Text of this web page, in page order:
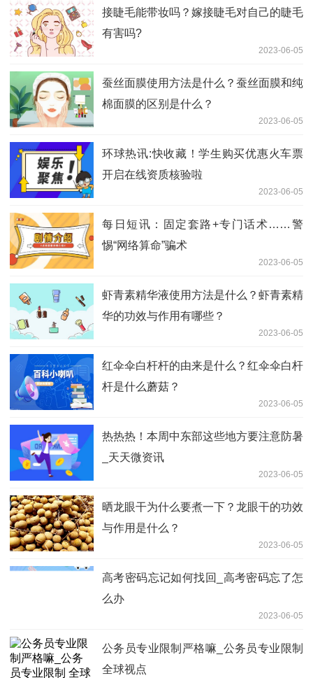
接睫毛能带妆吗？嫁接睫毛对自己的睫毛
有害吗?
2023-06-05
蚕丝面膜使用方法是什么？蚕丝面膜和纯
棉面膜的区别是什么？
2023-06-05
环球热讯:快收藏！学生购买优惠火车票
开启在线资质核验啦
2023-06-05
每日短讯：固定套路+专门话术……警
惕“网络算命”骗术
2023-06-05
虾青素精华液使用方法是什么？虾青素精
华的功效与作用有哪些？
2023-06-05
红伞伞白杆杆的由来是什么？红伞伞白杆
杆是什么蘑菇？
2023-06-05
热热热！本周中东部这些地方要注意防暑
_天天微资讯
2023-06-05
晒龙眼干为什么要煮一下？龙眼干的功效
与作用是什么？
2023-06-05
高考密码忘记如何找回_高考密码忘了怎
么办
2023-06-05
公务员专业限制严格嘛_公务员专业限制
全球视点